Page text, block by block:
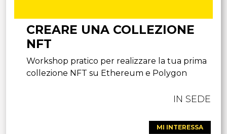
CREARE UNA COLLEZIONE
NFT
Workshop pratico per realizzare la tua prima
collezione NFT su Ethereum e Polygon
IN SEDE
MI INTERESSA